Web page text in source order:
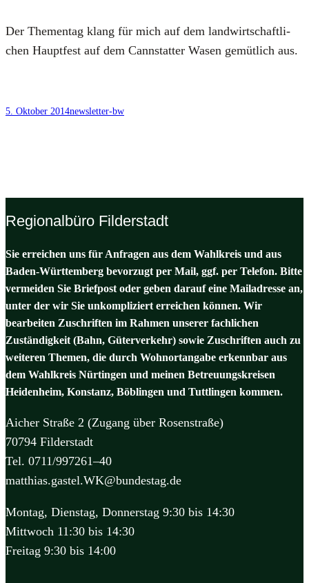
Der The­men­tag klang für mich auf dem land­wirt­schaft­li­
chen Haupt­fest auf dem Cannstat­ter Wasen gemüt­lich aus.
5. Oktober 2014newsletter-bw
Regionalbüro Filderstadt
Sie erreichen uns für Anfragen aus dem Wahlkreis und aus
Baden-Württemberg bevorzugt per Mail, ggf. per Telefon. Bitte
vermeiden Sie Briefpost oder geben darauf eine Mailadresse an,
unter der wir Sie unkompliziert erreichen können. Wir
bearbeiten Zuschriften im Rahmen unserer fachlichen
Zuständigkeit (Bahn, Güterverkehr) sowie Zuschriften auch zu
weiteren Themen, die durch Wohnortangabe erkennbar aus
dem Wahlkreis Nürtingen und meinen Betreuungskreisen
Heidenheim, Konstanz, Böblingen und Tuttlingen kommen.
Aicher Straße 2 (Zugang über Rosenstraße)
70794 Filderstadt
Tel. 0711/997261–40
matthias.gastel.WK@bundestag.de
Montag, Dienstag, Donnerstag 9:30 bis 14:30
Mittwoch 11:30 bis 14:30
Freitag 9:30 bis 14:00